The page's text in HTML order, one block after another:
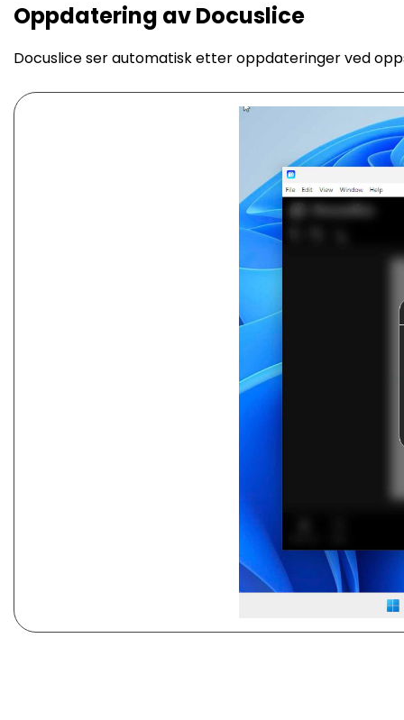
Oppdatering av Docuslice
Docuslice ser automatisk etter oppdateringer ved